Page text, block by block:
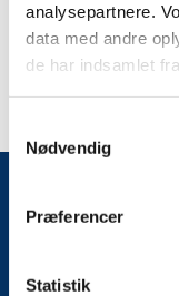
analysepartnere.
data med andre
de har indsamlet
Nødvendig
Præferencer
Statistik
Du vil